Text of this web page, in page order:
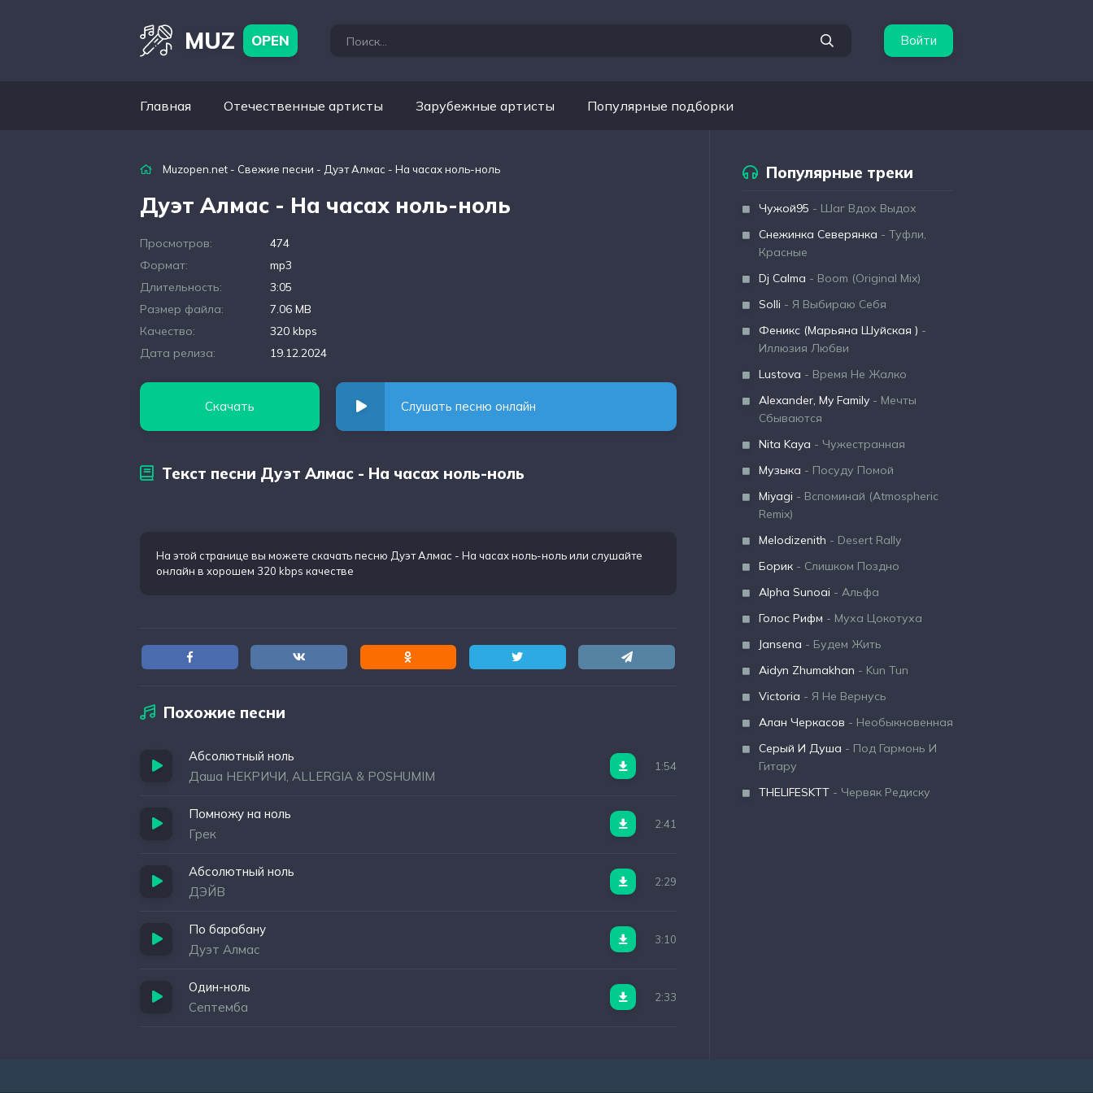
MUZ OPEN Войти
Главная Отечественные артисты Зарубежные артисты Популярные подборки
Muzopen.net - Свежие песни - Дуэт Алмас - На часах ноль-ноль
Дуэт Алмас - На часах ноль-ноль
Просмотров:
474
Формат:
mp3
Длительность:
3:05
Размер файла:
7.06 MB
Качество:
320 kbps
Дата релиза:
19.12.2024
Скачать Слушать песню онлайн
Текст песни Дуэт Алмас - На часах ноль-ноль
На этой странице вы можете скачать песню Дуэт Алмас - На часах ноль-нольили слушайте
онлайн в хорошем 320 kbps качестве
Похожие песни
Абсолютный ноль
Даша НЕКРИЧИ, ALLERGIA & POSHUMIM
1:54
Помножу на ноль
Грек
2:41
Абсолютный ноль
ДЭЙВ
2:29
По барабану
Дуэт Алмас
3:10
Один-ноль
Септемба
2:33
Популярные треки
Чужой95 - Шаг Вдох Выдох
Снежинка Северянка - Туфли,
Красные
Dj Calma - Boom (Original Mix)
Solli - Я Выбираю Себя
Феникс (Марьяна Шуйская ) -
Иллюзия Любви
Lustova - Время Не Жалко
Alexander, My Family - Мечты
Сбываются
Nita Kaya - Чужестранная
Музыка - Посуду Помой
Miyagi - Вспоминай (Atmospheric
Remix)
Melodizenith - Desert Rally
Борик - Слишком Поздно
Alpha Sunoai - Альфа
Голос Рифм - Муха Цокотуха
Jansena - Будем Жить
Aidyn Zhumakhan - Kun Tun
Victoria - Я Не Вернусь
Алан Черкасов - Необыкновенная
Серый И Душа - Под Гармонь И
Гитару
THELIFESKTT - Червяк Редиску